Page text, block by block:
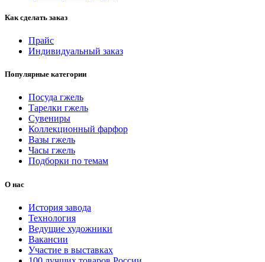
Как сделать заказ
Прайс
Индивидуальный заказ
Популярные категории
Посуда гжель
Тарелки гжель
Сувениры
Коллекционный фарфор
Вазы гжель
Часы гжель
Подборки по темам
О нас
История завода
Технология
Ведущие художники
Вакансии
Участие в выставках